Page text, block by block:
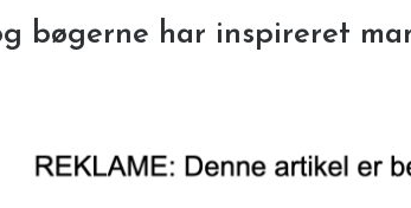
bøgerne har inspireret